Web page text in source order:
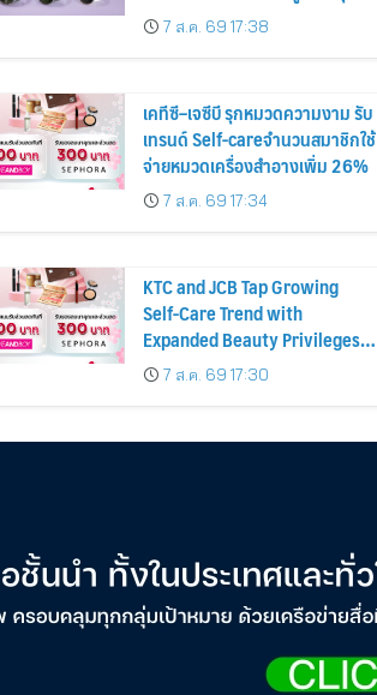
ก่อนหน้ากว่า 30%
7 ส.ค. 69 17:38
เคทีซี–เจซีบี รุกหมวดความงาม รับ
เทรนด์ Self-careจำนวนสมาชิกใช้
จ่ายหมวดเครื่องสำอางเพิ่ม 26%
7 ส.ค. 69 17:34
KTC and JCB Tap Growing
Self-Care Trend with
Expanded Beauty Privileges
Number of KTC JCB
Cardmembers Spending on
7 ส.ค. 69 17:30